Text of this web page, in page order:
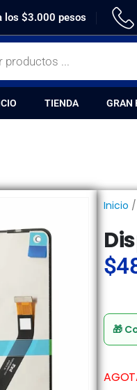
los $3.000 pesos
TIENDA GRAN
A21 / A215 OLED
Inicio /
$
🎁